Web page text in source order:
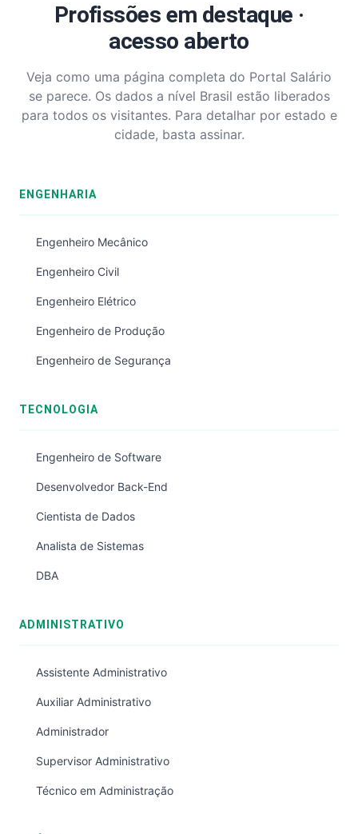
Profissões em destaque ·
acesso aberto
Veja como uma página completa do Portal Salário
se parece. Os dados a nível Brasil estão liberados
para todos os visitantes. Para detalhar por estado e
cidade, basta assinar.
ENGENHARIA
Engenheiro Mecânico
Engenheiro Civil
Engenheiro Elétrico
Engenheiro de Produção
Engenheiro de Segurança
TECNOLOGIA
Engenheiro de Software
Desenvolvedor Back-End
Cientista de Dados
Analista de Sistemas
DBA
ADMINISTRATIVO
Assistente Administrativo
Auxiliar Administrativo
Administrador
Supervisor Administrativo
Técnico em Administração